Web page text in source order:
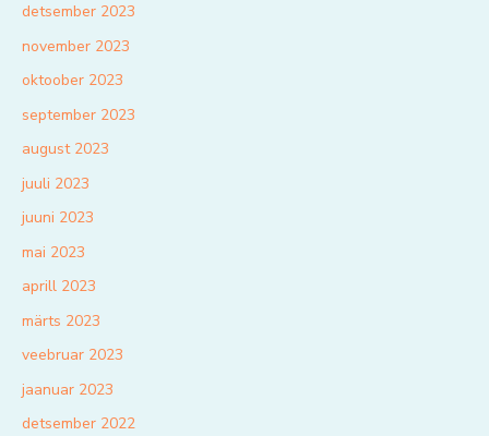
detsember 2023
november 2023
oktoober 2023
september 2023
august 2023
juuli 2023
juuni 2023
mai 2023
aprill 2023
märts 2023
veebruar 2023
jaanuar 2023
detsember 2022